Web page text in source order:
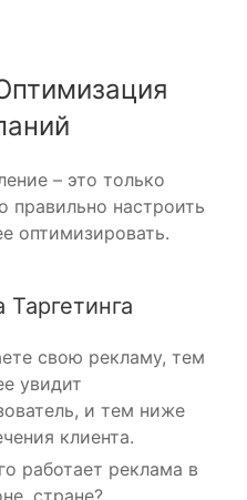
– это только
правильно настроить
оптимизировать.
Таргетинга
свою рекламу, тем
увидит
и тем ниже
клиента.
работает реклама в
стране?